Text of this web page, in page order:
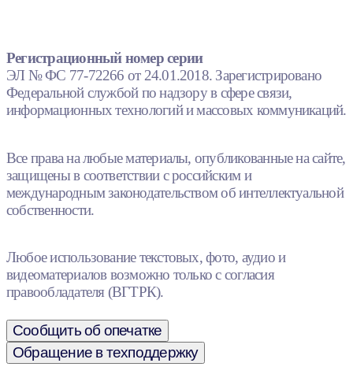
Регистрационный номер серии
ЭЛ № ФС 77-72266 от 24.01.2018. Зарегистрировано
Федеральной службой по надзору в сфере связи,
информационных технологий и массовых коммуникаций.
Все права на любые материалы, опубликованные на сайте,
защищены в соответствии с российским и
международным законодательством об интеллектуальной
собственности.
Любое использование текстовых, фото, аудио и
видеоматериалов возможно только с согласия
правообладателя (ВГТРК).
Сообщить об опечатке
Обращение в техподдержку